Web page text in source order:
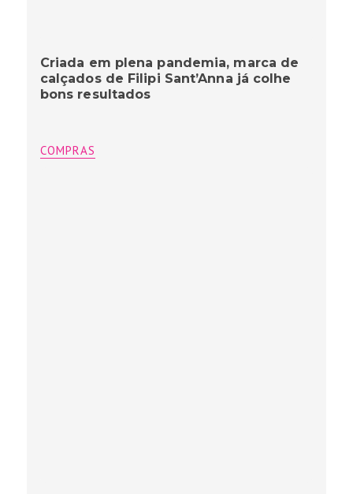
Criada em plena pandemia, marca de
calçados de Filipi Sant’Anna já colhe
bons resultados
COMPRAS